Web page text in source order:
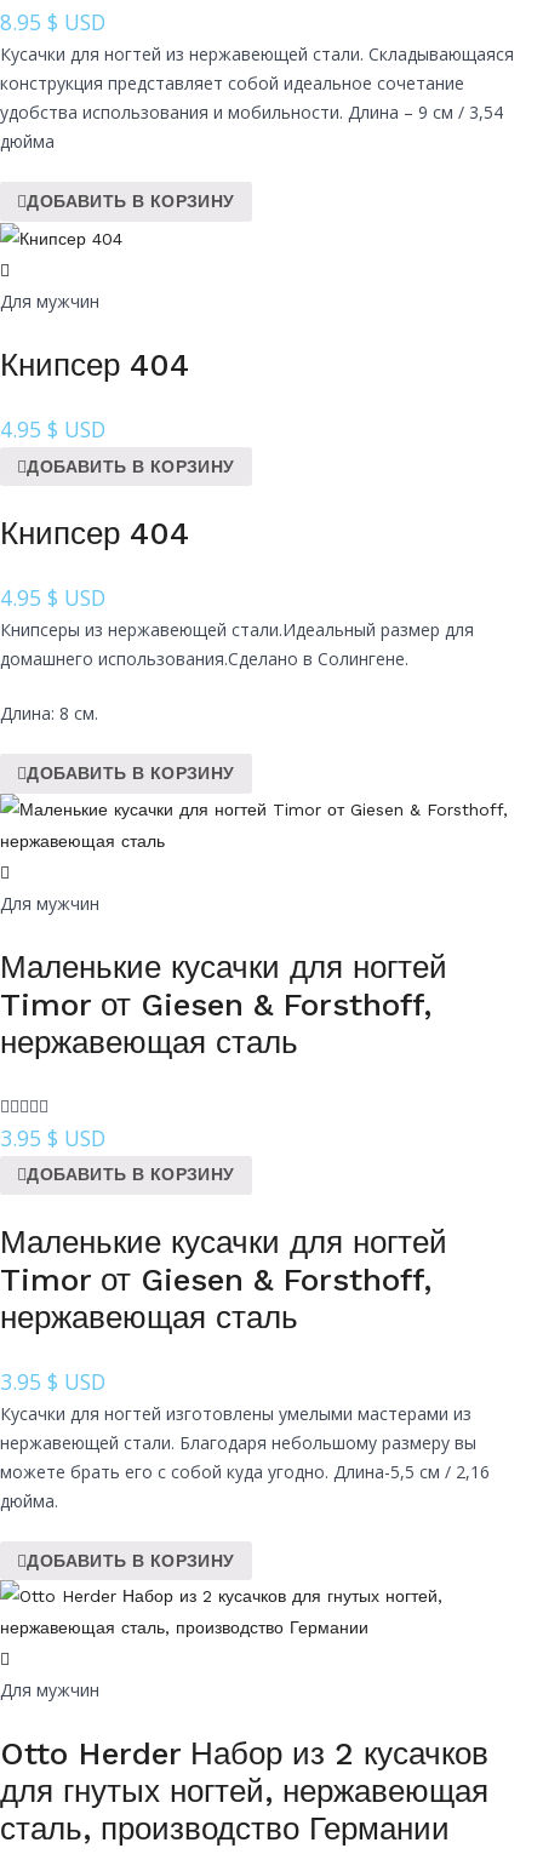
8.95 $ USD
Кусачки для ногтей из нержавеющей стали. Складывающаяся
конструкция представляет собой идеальное сочетание
удобства использования и мобильности. Длина – 9 см / 3,54
дюйма
ДОБАВИТЬ В КОРЗИНУ
Для мужчин
Книпсер 404
4.95 $ USD
ДОБАВИТЬ В КОРЗИНУ
Книпсер 404
4.95 $ USD
Книпсеры из нержавеющей стали.Идеальный размер для
домашнего использования.Сделано в Солингене.
Длина: 8 см.
ДОБАВИТЬ В КОРЗИНУ
Для мужчин
Маленькие кусачки для ногтей
Timor от Giesen & Forsthoff,
нержавеющая сталь
3.95 $ USD
ДОБАВИТЬ В КОРЗИНУ
Маленькие кусачки для ногтей
Timor от Giesen & Forsthoff,
нержавеющая сталь
3.95 $ USD
Кусачки для ногтей изготовлены умелыми мастерами из
нержавеющей стали. Благодаря небольшому размеру вы
можете брать его с собой куда угодно. Длина-5,5 см / 2,16
дюйма.
ДОБАВИТЬ В КОРЗИНУ
Для мужчин
Otto Herder Набор из 2 кусачков
для гнутых ногтей, нержавеющая
сталь, производство Германии